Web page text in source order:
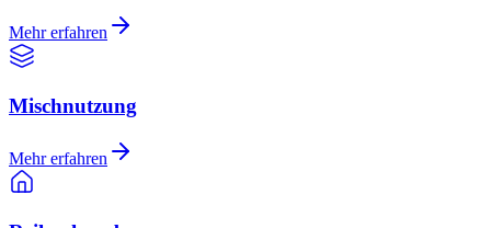
Mehr erfahren
Mischnutzung
Mehr erfahren